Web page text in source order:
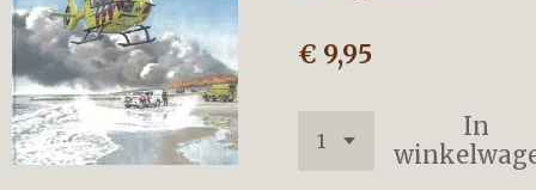
€ 9,95
In